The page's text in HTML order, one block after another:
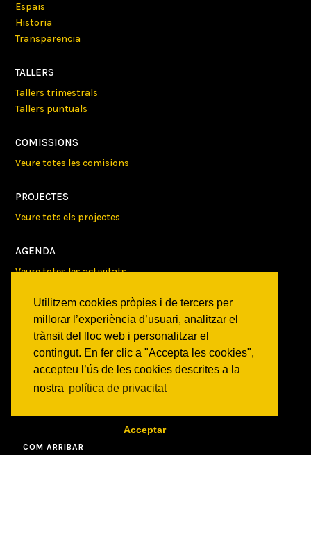
Utilitzem cookies pròpies i de tercers per
millorar l’experiència d’usuari, analitzar el
trànsit del lloc web i personalitzar el
contingut. En fer clic a "Accepta les cookies",
accepteu l’ús de les cookies descrites a la
nostra política de privacitat
Acceptar
Espais
Historia
Transparencia
TALLERS
Tallers trimestrals
Tallers puntuals
COMISSIONS
Veure totes les comisions
PROJECTES
Veure tots els projectes
AGENDA
Veure totes les activitats
NOTICIES
Activitats
Comunicats
Victories
ON SOM?
COM ARRIBAR